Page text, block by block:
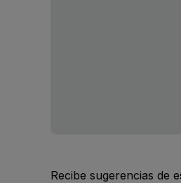
Recibe sugerencias de